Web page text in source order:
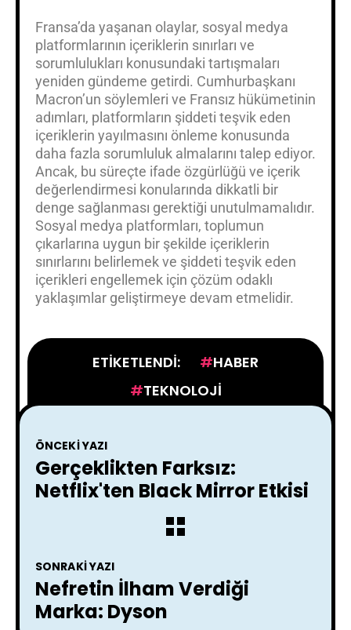
Fransa’da yaşanan olaylar, sosyal medya
platformlarının içeriklerin sınırları ve
sorumlulukları konusundaki tartışmaları
yeniden gündeme getirdi. Cumhurbaşkanı
Macron’un söylemleri ve Fransız hükümetinin
adımları, platformların şiddeti teşvik eden
içeriklerin yayılmasını önleme konusunda
daha fazla sorumluluk almalarını talep ediyor.
Ancak, bu süreçte ifade özgürlüğü ve içerik
değerlendirmesi konularında dikkatli bir
denge sağlanması gerektiği unutulmamalıdır.
Sosyal medya platformları, toplumun
çıkarlarına uygun bir şekilde içeriklerin
sınırlarını belirlemek ve şiddeti teşvik eden
içerikleri engellemek için çözüm odaklı
yaklaşımlar geliştirmeye devam etmelidir.
ETIKETLENDI:
HABER
TEKNOLOJI
ÖNCEKI YAZI
Gerçeklikten Farksız:
Netflix'ten Black Mirror Etkisi
SONRAKI YAZI
Nefretin İlham Verdiği
Marka: Dyson